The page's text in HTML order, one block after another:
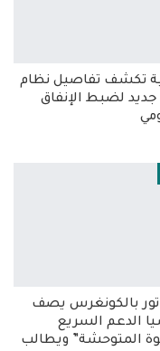
تكشف تفاصيل نظام
جديد لضبط الإنفاق
بالكونغرس يصف
الدعم السريع
المتوحشة” ويطالب